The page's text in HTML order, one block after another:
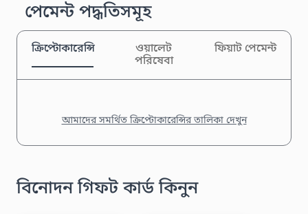
পেমেন্ট পদ্ধতিসমূহ
ক্রিপ্টোকারেন্সি
ওয়ালেট
পরিষেবা
ফিয়াট পেমেন্ট
আমাদের সমর্থিত ক্রিপ্টোকারেন্সির তালিকা দেখুন
বিনোদন গিফট কার্ড কিনুন